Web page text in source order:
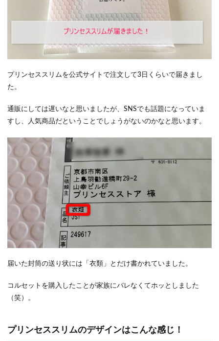
プリンセススリムを公式サイトで注文して3日くらいで届きまし
た。
通販にしては遅いなと思いましたが、SNSでも話題になっていま
すし、人気商品だということでしょうがないのかなと思います。
届いた封筒の送り状には「衣類」とだけ書かれていました。
コルセットを購入したことが家族にバレなくてホッとしました
（笑）。
プリンセススリムのデザインはこんな感じ！